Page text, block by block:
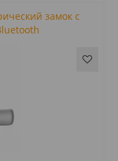
замок с